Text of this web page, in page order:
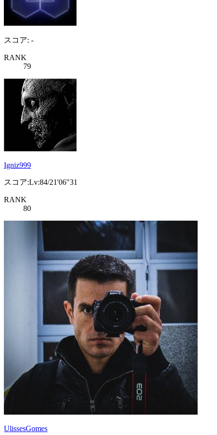
スコア: -
RANK
79
Igniz999
スコア:Lv:84/21'06"31
RANK
80
UlissesGomes